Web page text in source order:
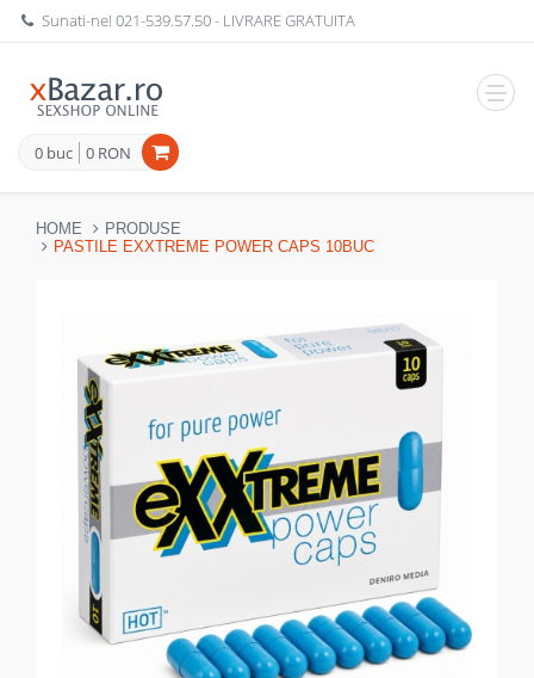
Sunati-ne!021-539.57.50- LIVRARE GRATUITA
0 buc 0 RON
HOME
PRODUSE
PASTILE EXXTREME POWER CAPS 10BUC